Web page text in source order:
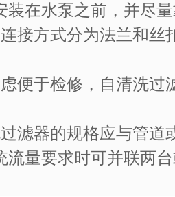
装在水泵之前，并尽
连接方式分为法兰和
虑便于检修，自清洗
过滤器的规格应与管
流量要求时可并联两